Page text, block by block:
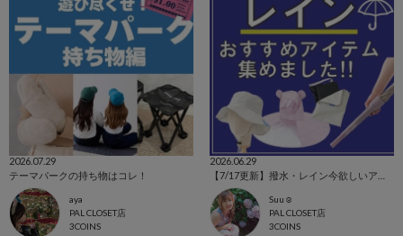
2026.07.29
テーマパークの持ち物はコレ！
aya
PAL CLOSET店
3COINS
2026.06.29
Suu☺︎
PAL CLOSET店
3COINS